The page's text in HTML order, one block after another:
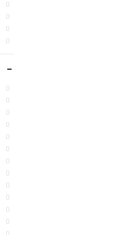
0
0
0
0
0
0
0
0
0
0
0
0
0
0
0
0